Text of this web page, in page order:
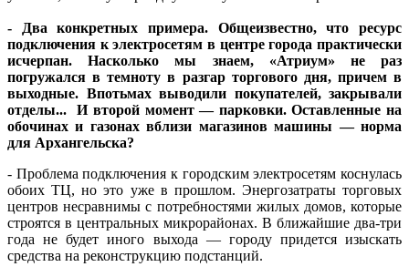
- Два конкретных примера. Общеизвестно, что ресурс
подключения к электросетям в центре города практически
исчерпан. Насколько мы знаем, «Атриум» не раз
погружался в темноту в разгар торгового дня, причем в
выходные. Впотьмах выводили покупателей, закрывали
отделы... И второй момент — парковки. Оставленные на
обочинах и газонах вблизи магазинов машины — норма
для Архангельска?
- Проблема подключения к городским электросетям коснулась
обоих ТЦ, но это уже в прошлом. Энергозатраты торговых
центров несравнимы с потребностями жилых домов, которые
строятся в центральных микрорайонах. В ближайшие два-три
года не будет иного выхода — городу придется изыскать
средства на реконструкцию подстанций.